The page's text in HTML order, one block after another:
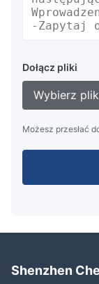
Dołącz pliki
Wybierz
Możesz przesłać
Shenzhen